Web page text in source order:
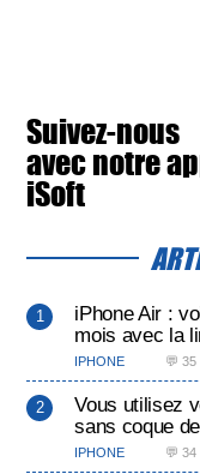
Suivez-nous
avec notre
iSoft
iPhone Air :
mois avec la
IPHONE 💬 35
Vous utilisez
sans coque
IPHONE 💬 34